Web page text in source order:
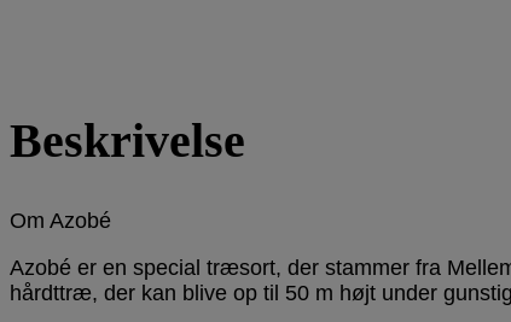
Beskrivelse
Om Azobé
Azobé er en special træsort, der stammer fra
hårdttræ, der kan blive op til 50 m højt under